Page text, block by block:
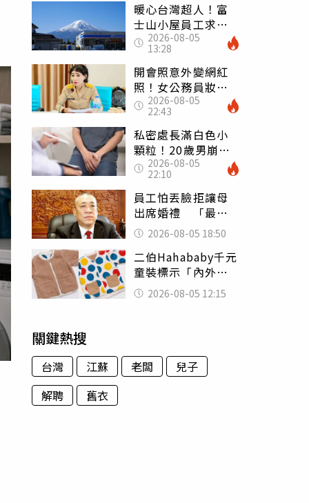
暖心台灣超人！富
士山小屋員工求助
「想活下去」 山
友狂背物資上山：
台灣真的是寶島
2026-08-05
13:28
開會照意外變網紅
照！女公務員妝容
掀2千則留言 本人
怒嗆：化妝有錯嗎
2026-08-05
22:43
私密處長滿白色小
顆粒！20歲男崩潰
求診 醫曝5大真相
別再誤會
2026-08-05
22:10
員工怕丟臉拒讓母
出席婚禮 「最愛
發錢老闆」震怒開
除：我看不起你
2026-08-05 18:50
二伯Hahababy千元
童裝標示「內外層
皆純棉」 SGS檢
測證明：內裡100%
2026-08-05 12:15
關鍵熱搜
台灣 江蘇 老闆
兒子
解聘
舊衣